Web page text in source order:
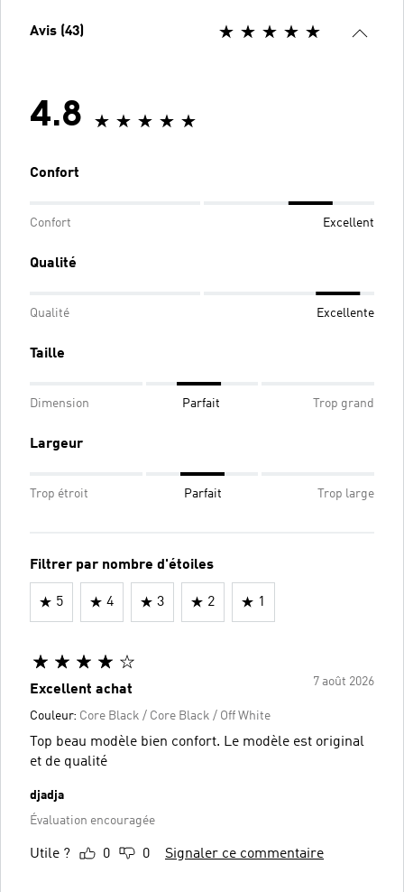
Avis (43)
4.8
Confort
Confort Excellent
Qualité
Qualité Excellente
Taille
Dimension Parfait Trop grand
Largeur
Trop étroit Parfait Trop large
Filtrer par nombre d'étoiles
5 4 3 2 1
7 août 2026
Excellent achat
Couleur: Core Black / Core Black / Off White
Top beau modèle bien confort. Le modèle est original
et de qualité
djadja
Évaluation encouragée
Utile ? 0 0 Signaler ce commentaire